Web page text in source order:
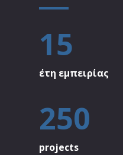
15
έτη εμπειρίας
250
projects